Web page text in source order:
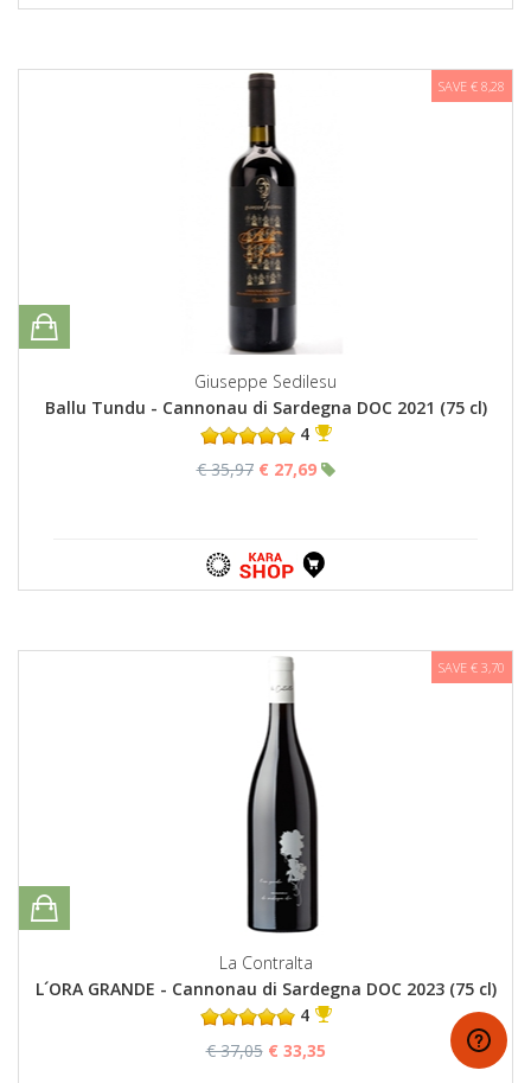
SAVE € 8,28
Giuseppe Sedilesu
Ballu Tundu - Cannonau di Sardegna DOC 2021 (75 cl)
4
€ 35,97 € 27,69
SAVE € 3,70
La Contralta
L´ORA GRANDE - Cannonau di Sardegna DOC 2023 (75 cl)
4
€ 37,05 € 33,35